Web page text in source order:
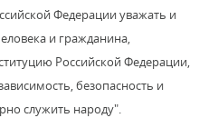
Федерации уважать и
и гражданина,
Российской Федерации,
безопасность и
служить народу".